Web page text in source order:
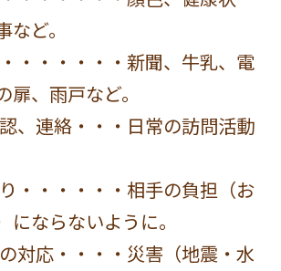
ど。
・・・・・・新聞、牛乳、電
扉、雨戸など。
、連絡・・・日常の訪問活動
・・・・・・相手の負担（お
にならないように。
対応・・・・災害（地震・水